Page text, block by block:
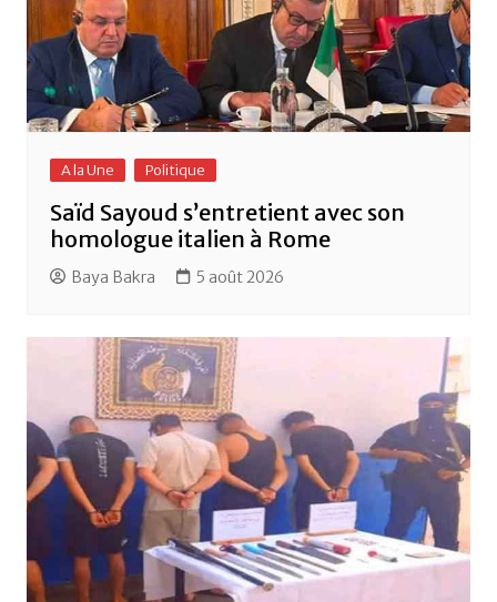
A la Une Politique
Saïd Sayoud s’entretient avec son
homologue italien à Rome
Baya Bakra 5 août 2026